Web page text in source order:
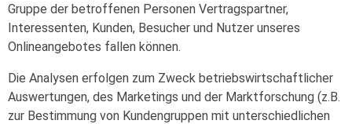
Gruppe der betroffenen Personen Vertragspartner,
Interessenten, Kunden, Besucher und Nutzer unseres
Onlineangebotes fallen können.
Die Analysen erfolgen zum Zweck betriebswirtschaftlicher
Auswertungen, des Marketings und der Marktforschung (z.B.
zur Bestimmung von Kundengruppen mit unterschiedlichen